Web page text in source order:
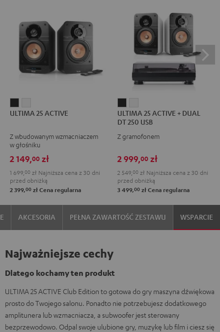
25
Night
Black
25
Pure
ULTIMA 25 ACTIVE
Z wbudowanym wzmacniaczem
w głośniku
2 149,00 zł
1 699, 00 zł Najniższa cena z 30 dni
przed obniżką
2 399,00 zł Cena regularna
25
ACTIVE
+
DT
250
USB
25
ACTIVE
+
DT
250
USB
ULTIMA 25 ACTIVE + DUAL
DT 250 USB
Z gramofonem
2 999,00 zł
2 549, 00 zł Najniższa cena z 30 dni
przed obniżką
3 499,00 zł Cena regularna
AKCESORIA PEŁNA ZAWARTOŚĆ ZESTAWU WSPARCIE
Najważniejsze cechy
Dlatego kochamy ten produkt
ULTIMA 25 ACTIVE Club Edition to gotowa do gry maszyna dźwiękowa
prosto do Twojego salonu. Ponadto nie potrzebujesz dodatkowego
amplitunera lub wzmacniacza, a subwoofer jest sterowany
bezprzewodowo. Odpal swoje ulubione gry, muzykę lub film i ciesz się